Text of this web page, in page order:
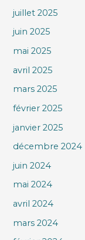
juillet 2025
juin 2025
mai 2025
avril 2025
mars 2025
février 2025
janvier 2025
décembre 2024
juin 2024
mai 2024
avril 2024
mars 2024